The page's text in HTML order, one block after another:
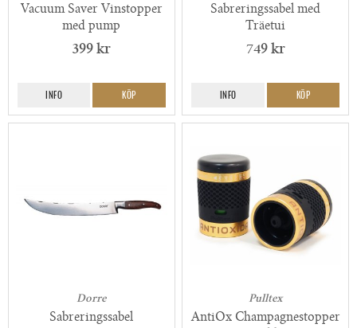
Vacuum Saver Vinstopper
med pump
399 kr
INFO KÖP
Sabreringssabel med
Träetui
749 kr
INFO KÖP
Dorre
Sabreringssabel
Pulltex
AntiOx Champagnestopper